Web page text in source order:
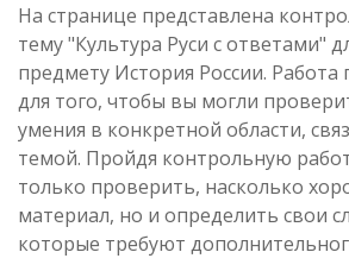
На странице представлена
тему "Культура Руси с ответами"
предмету История России. Работа
для того, чтобы вы могли
умения в конкретной области,
темой. Пройдя контрольную
только проверить, насколько
материал, но и определить свои
которые требуют